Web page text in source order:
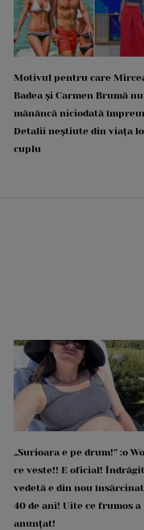
Motivul pentru care
Badea și Carmen Brumă nu
mănâncă niciodată
Detalii neștiute din viața
cuplu
„Surioara e pe drum!” :o
ce veste!! E oficial!
vedetă e din nou
40 de ani! Uite ce frumos a
anunțat!